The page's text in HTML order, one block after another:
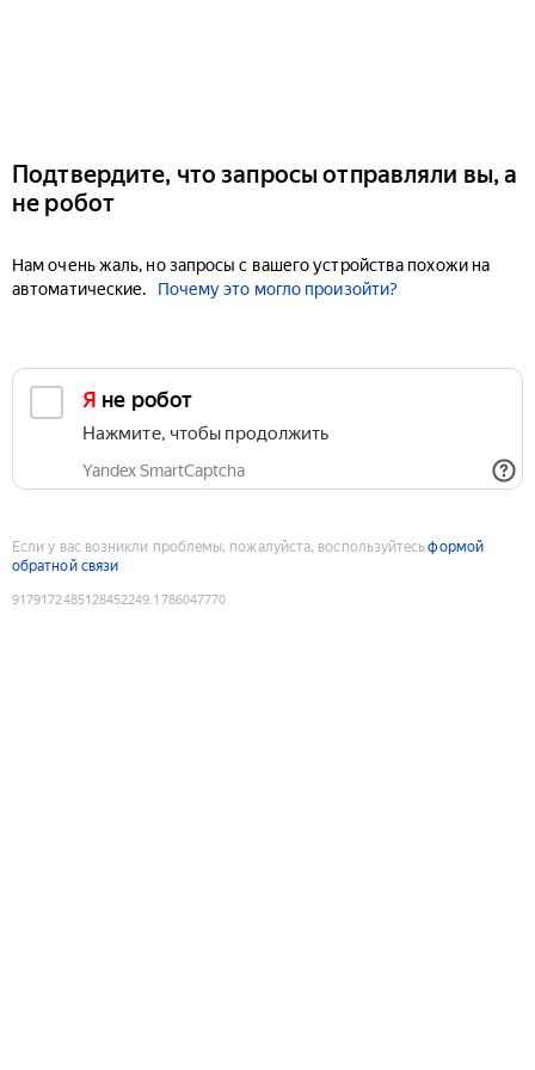
Подтвердите, что запросы отправляли вы, а
не робот
Нам очень жаль, но запросы с вашего устройства похожи на
автоматические.
Почему это могло произойти?
Я не робот
Нажмите, чтобы продолжить
Yandex SmartCaptcha
Если у вас возникли проблемы, пожалуйста, воспользуйтесьформой
обратной связи
9179172485128452249:1786047770